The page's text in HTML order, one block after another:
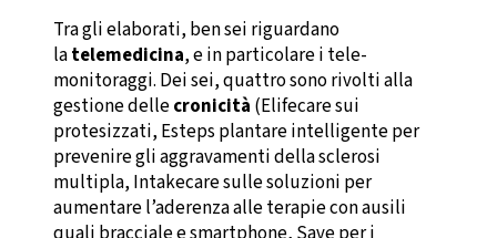
Tra gli elaborati, ben sei riguardano
latelemedicina, e in particolare i tele-
monitoraggi. Dei sei, quattro sono rivolti alla
gestione dellecronicità (Elifecare sui
protesizzati, Esteps plantare intelligente per
prevenire gli aggravamenti della sclerosi
multipla, Intakecare sulle soluzioni per
aumentare l’aderenza alle terapie con ausili